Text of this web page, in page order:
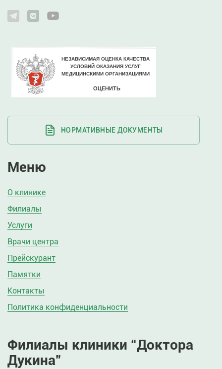
НОРМАТИВНЫЕ ДОКУМЕНТЫ
Меню
О клинике
Филиалы
Услуги
Врачи центра
Прейскурант
Памятки
Контакты
Политика конфиденциальности
Филиалы клиники “Доктора
Дукина”